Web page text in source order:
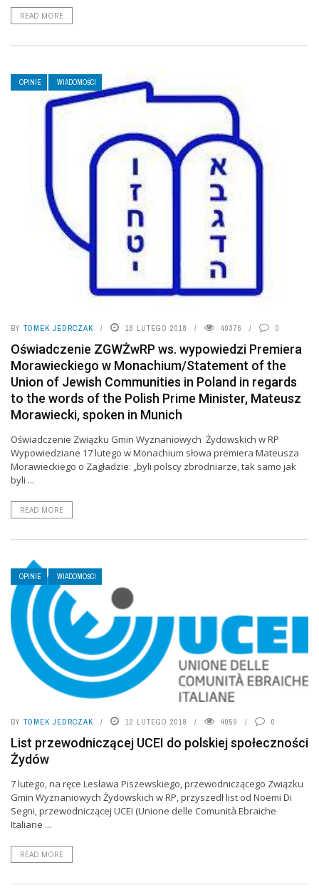
READ MORE
OPINIE WIADOMOŚCI
BY TOMEK JEDRCZAK 18 LUTEGO 2018 40376 0
Oświadczenie ZGWŻwRP ws. wypowiedzi Premiera
Morawieckiego w Monachium/Statement of the
Union of Jewish Communities in Poland in regards
to the words of the Polish Prime Minister, Mateusz
Morawiecki, spoken in Munich
Oświadczenie Związku Gmin Wyznaniowych Żydowskich w RP
Wypowiedziane 17 lutego w Monachium słowa premiera Mateusza
Morawieckiego o Zagładzie: „byli polscy zbrodniarze, tak samo jak
byli ...
READ MORE
OPINIE WIADOMOŚCI
BY TOMEK JEDRCZAK 12 LUTEGO 2018 4059 0
List przewodniczącej UCEI do polskiej społeczności
Żydów
7 lutego, na ręce Lesława Piszewskiego, przewodniczącego Związku
Gmin Wyznaniowych Żydowskich w RP, przyszedł list od Noemi Di
Segni, przewodniczącej UCEI (Unione delle Comunità Ebraiche
Italiane ...
READ MORE